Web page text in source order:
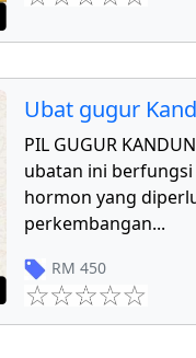
Ubat gugur
PIL GUGUR
ubatan ini
hormon yang
perkembangan...
RM 450